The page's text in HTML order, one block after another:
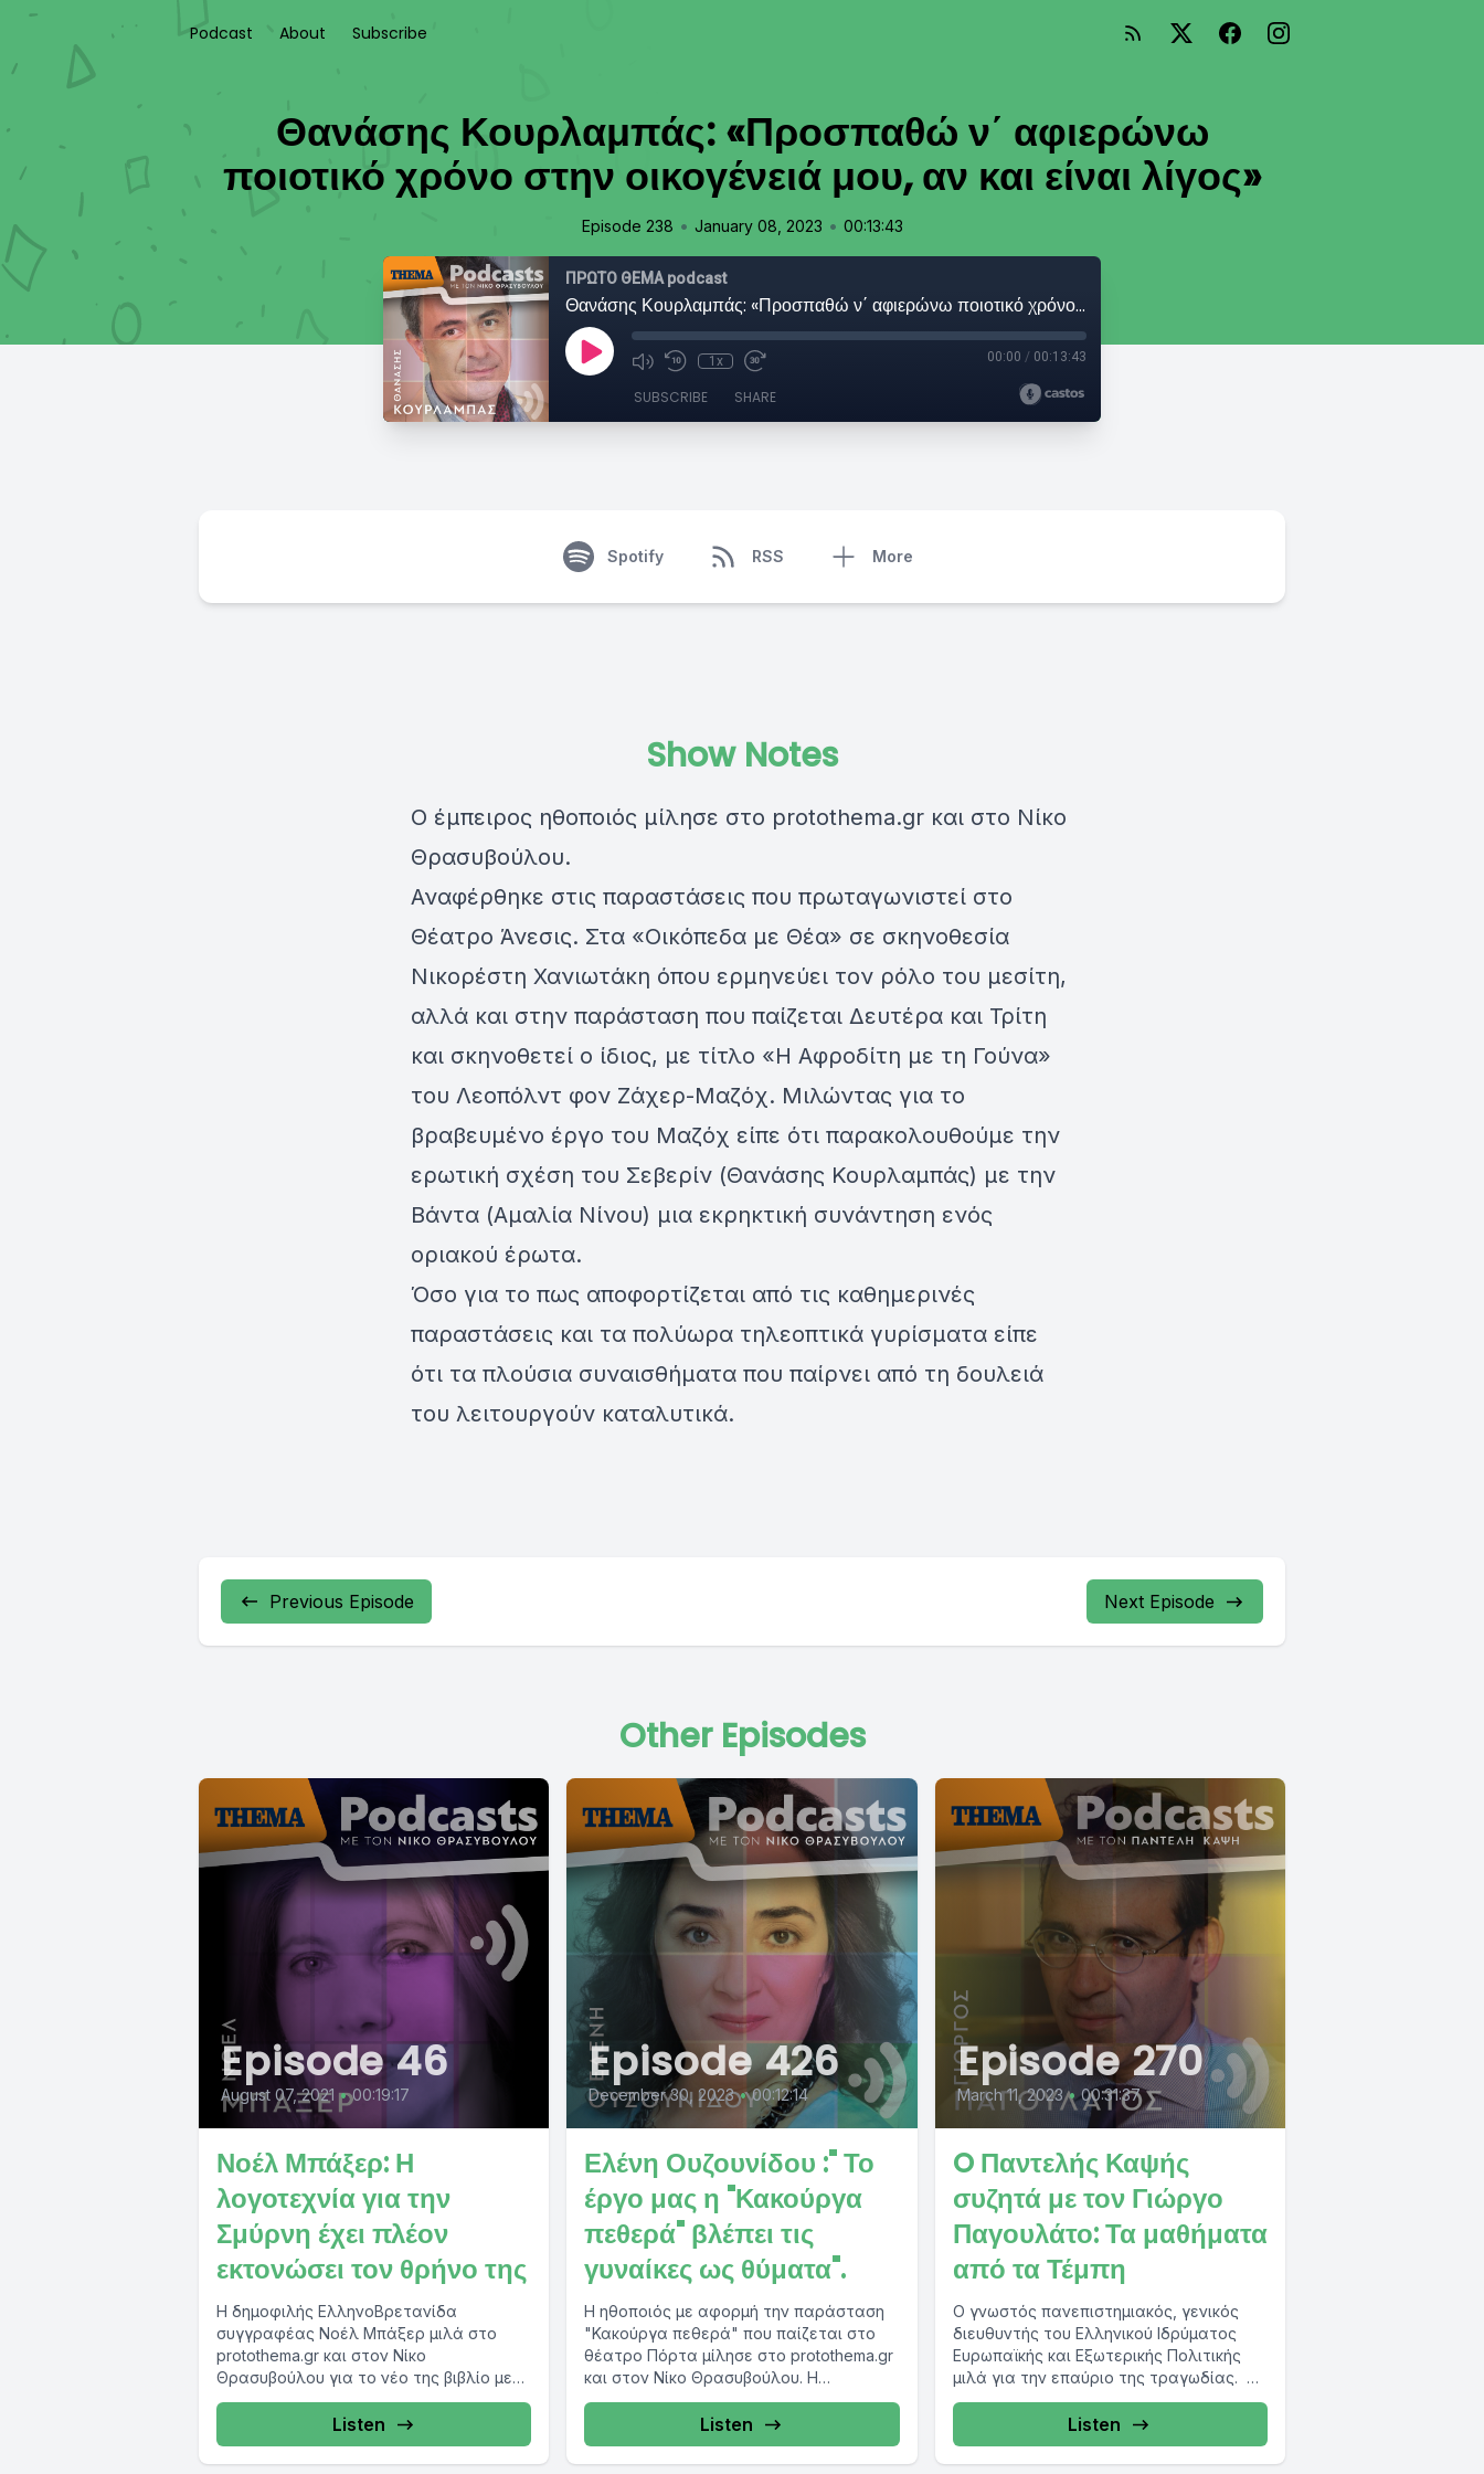
Podcast About Subscribe
Θανάσης Κουρλαμπάς: «Προσπαθώ ν΄ αφιερώνω
ποιοτικό χρόνο στην οικογένειά μου, αν και είναι λίγος»
Episode 238 • January 08, 2023 • 00:13:43
ΠΡΩΤΟ ΘΕΜΑ podcast
Θανάσης Κουρλαμπάς: «Προσπαθώ ν΄ αφιερώνω ποιοτικό χρόνο στην οικογένειά μου, αν και είναι λίγος»
1x 00:00 / 00:13:43
SUBSCRIBE SHARE
Spotify RSS More
Show Notes
Ο έμπειρος ηθοποιός μίλησε στο protothema.gr και στο Νίκο
Θρασυβούλου.
Αναφέρθηκε στις παραστάσεις που πρωταγωνιστεί στο
Θέατρο Άνεσις. Στα «Οικόπεδα με Θέα» σε σκηνοθεσία
Νικορέστη Χανιωτάκη όπου ερμηνεύει τον ρόλο του μεσίτη,
αλλά και στην παράσταση που παίζεται Δευτέρα και Τρίτη
και σκηνοθετεί ο ίδιος, με τίτλο «Η Αφροδίτη με τη Γούνα»
του Λεοπόλντ φον Ζάχερ-Μαζόχ. Μιλώντας για το
βραβευμένο έργο του Μαζόχ είπε ότι παρακολουθούμε την
ερωτική σχέση του Σεβερίν (Θανάσης Κουρλαμπάς) με την
Βάντα (Αμαλία Νίνου) μια εκρηκτική συνάντηση ενός
οριακού έρωτα.
Όσο για το πως αποφορτίζεται από τις καθημερινές
παραστάσεις και τα πολύωρα τηλεοπτικά γυρίσματα είπε
ότι τα πλούσια συναισθήματα που παίρνει από τη δουλειά
του λειτουργούν καταλυτικά.
Previous Episode Next Episode
Other Episodes
Episode 46
August 07, 2021 • 00:19:17
Νοέλ Μπάξερ: Η
λογοτεχνία για την
Σμύρνη έχει πλέον
εκτονώσει τον θρήνο της
Η δημοφιλής ΕλληνοΒρετανίδα
συγγραφέας Νοέλ Μπάξερ μιλά στο
protothema.gr και στον Νίκο
Θρασυβούλου για το νέο της βιβλίο με
τίτλο "Η επιστροφή της Πηνελόπης"...
Listen
Episode 426
December 30, 2023 • 00:12:14
Ελένη Ουζουνίδου :" Το
έργο μας η "Κακούργα
πεθερά" βλέπει τις
γυναίκες ως θύματα".
Η ηθοποιός με αφορμή την παράσταση
"Κακούργα πεθερά" που παίζεται στο
θέατρο Πόρτα μίλησε στο protothema.gr
και στον Νίκο Θρασυβούλου. Η
κειμενογράφος και στιχουργός...
Listen
Episode 270
March 11, 2023 • 00:31:37
O Παντελής Καψής
συζητά με τον Γιώργο
Παγουλάτο: Τα μαθήματα
από τα Τέμπη
Ο γνωστός πανεπιστημιακός, γενικός
διευθυντής του Ελληνικού Ιδρύματος
Ευρωπαϊκής και Εξωτερικής Πολιτικής
μιλά για την επαύριο της τραγωδίας.
Γιατί χρειάζεται κάθε φορά μια
Listen